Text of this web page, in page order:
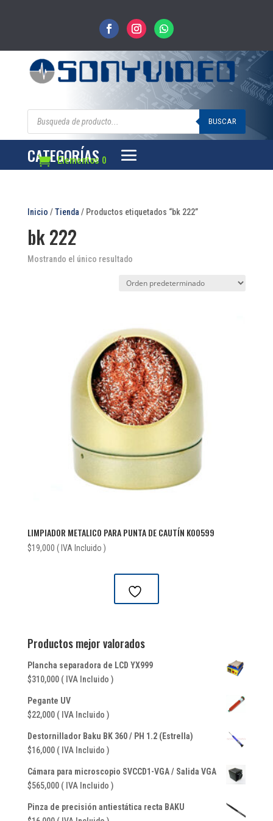
Búsqueda
BUSCAR
Elementos 0
CATEGORÍAS
Inicio /Tienda / Productos etiquetados “bk 222”
bk 222
Mostrando el único resultado
LIMPIADOR METALICO PARA PUNTA DE CAUTÍN KOO599
$19,000 ( IVA Incluido )
Productos mejor valorados
Plancha separadora de LCD YX999
$310,000 ( IVA Incluido )
Pegante UV
$22,000 ( IVA Incluido )
Destornillador Baku BK 360 / PH 1.2 (Estrella)
$16,000 ( IVA Incluido )
Cámara para microscopio SVCCD1-VGA / Salida VGA
$565,000 ( IVA Incluido )
Pinza de precisión antiestática recta BAKU